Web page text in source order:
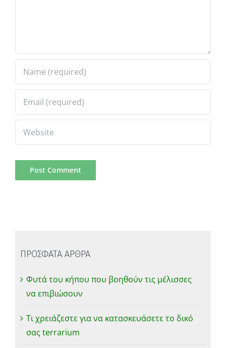
ΠΡΟΣΦΑΤΑ ΑΡΘΡΑ
Φυτά του κήπου που βοηθούν τις μέλισσες
να επιβιώσουν
Τι χρειάζεστε για να κατασκευάσετε το δικό
σας terrarium